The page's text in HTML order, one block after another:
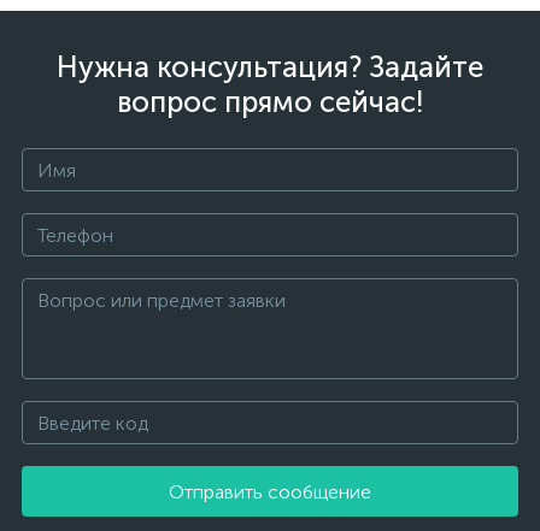
Нужна консультация? Задайте
вопрос прямо сейчас!
Отправить сообщение